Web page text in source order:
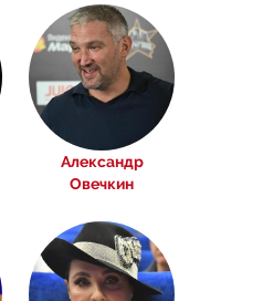
Александр
Овечкин